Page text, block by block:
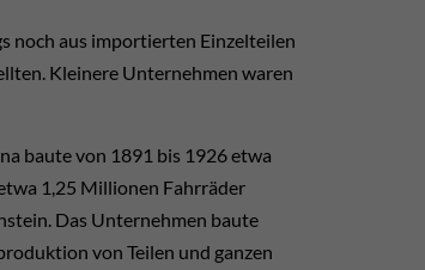
noch aus importierten Einzelteilen
Kleinere Unternehmen waren
baute von 1891 bis 1926 etwa
1,25 Millionen Fahrräder
Das Unternehmen baute
von Teilen und ganzen